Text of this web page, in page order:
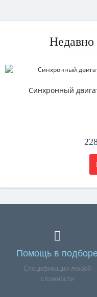
Синхронный
Помощь в подборе
Спецификации любой
сложности